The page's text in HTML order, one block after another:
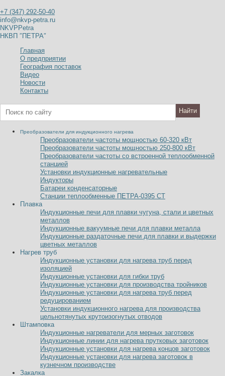
+7 (347) 292-50-40
info@nkvp-petra.ru
NKVPPetra
НКВП ″ПЕТРА″
Главная
О предприятии
География поставок
Видео
Новости
Контакты
Преобразователи для индукционного нагрева
Преобразователи частоты мощностью 60-320 кВт
Преобразователи частоты мощностью 250-800 кВт
Преобразователи частоты со встроенной теплообменной
станцией
Установки индукционные нагревательные
Индукторы
Батареи конденсаторные
Станции теплообменные ПЕТРА-0395 СТ
Плавка
Индукционные печи для плавки чугуна, стали и цветных
металлов
Индукционные вакуумные печи для плавки металла
Индукционные раздаточные печи для плавки и выдержки
цветных металлов
Нагрев труб
Индукционные установки для нагрева труб перед
изоляцией
Индукционные установки для гибки труб
Индукционные установки для производства тройников
Индукционные установки для нагрева труб перед
редуцированием
Установки индукционного нагрева для производства
цельнотянутых крутоизогнутых отводов
Штамповка
Индукционные нагреватели для мерных заготовок
Индукционные линии для нагрева прутковых заготовок
Индукционные установки для нагрева концов заготовок
Индукционные установки для нагрева заготовок в
кузнечном производстве
Закалка